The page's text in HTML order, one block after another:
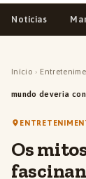
Notícias
Início ›
mundo deveria
Os